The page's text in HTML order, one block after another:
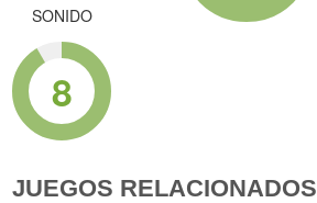
SONIDO
8
JUEGOS RELACIONADOS